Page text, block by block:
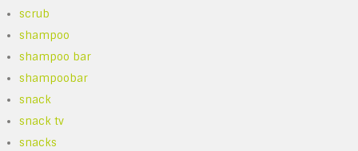
scrub
shampoo
shampoo bar
shampoobar
snack
snack tv
snacks